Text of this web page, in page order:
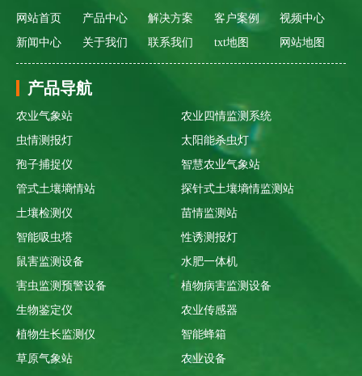
网站首页 产品中心 解决方案 客户案例
视频中心
新闻中心
关于我们 联系我们 txt地图 网站地图
产品导航
农业气象站
农业四情监测系统
虫情测报灯
太阳能杀虫灯
孢子捕捉仪
智慧农业气象站
管式土壤墒情站
探针式土壤墒情监测站
土壤检测仪
苗情监测站
智能吸虫塔
性诱测报灯
鼠害监测设备
水肥一体机
害虫监测预警设备
植物病害监测设备
生物鉴定仪
农业传感器
植物生长监测仪
智能蜂箱
草原气象站
农业设备